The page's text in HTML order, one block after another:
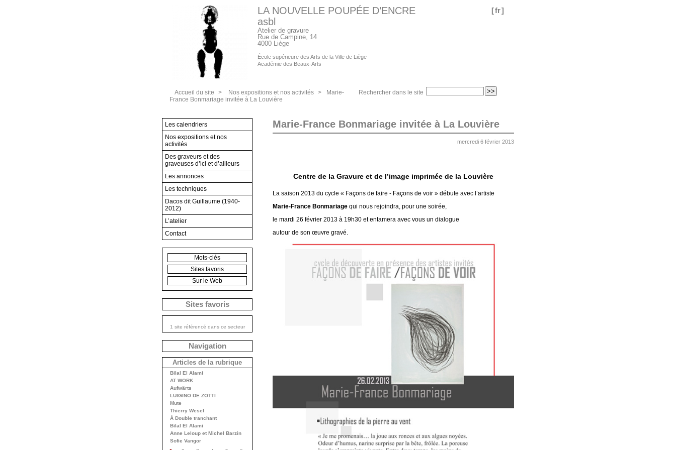
[fr]
LA NOUVELLE POUPÉE D’ENCRE
asbl
Atelier de gravure
Rue de Campine, 14
4000 Liège
École supérieure des Arts de la Ville de Liège
Académie des Beaux-Arts
Rechercher dans le site
Accueil du site > Nos expositions et nos activités >
Marie-
France Bonmariage invitée à La Louvière
Marie-France Bonmariage invitée à La Louvière
mercredi 6 février 2013
Centre de la Gravure et de l’image imprimée de la Louvière
La saison 2013 du cycle « Façons de faire - Façons de voir » débute avec l’artiste
Marie-France Bonmariage qui nous rejoindra, pour une soirée,
le mardi 26 février 2013 à 19h30 et entamera avec vous un dialogue
autour de son œuvre gravé.
Les calendriers
Nos expositions et nos
activités
Des graveurs et des
graveuses d’ici et d’ailleurs
Les annonces
Les techniques
Dacos dit Guillaume (1940-
2012)
L’atelier
Contact
Mots-clés
Sites favoris
Sur le Web
Sites favoris
1 site référencé dans ce secteur
Navigation
Articles de la rubrique
Bilal El Alami
AT WORK
Aufwärts
LUIGINO DE ZOTTI
Mute
Thierry Wesel
À Double tranchant
Bilal El Alami
Anne Leloup et Michel Barzin
Sofie Vangor